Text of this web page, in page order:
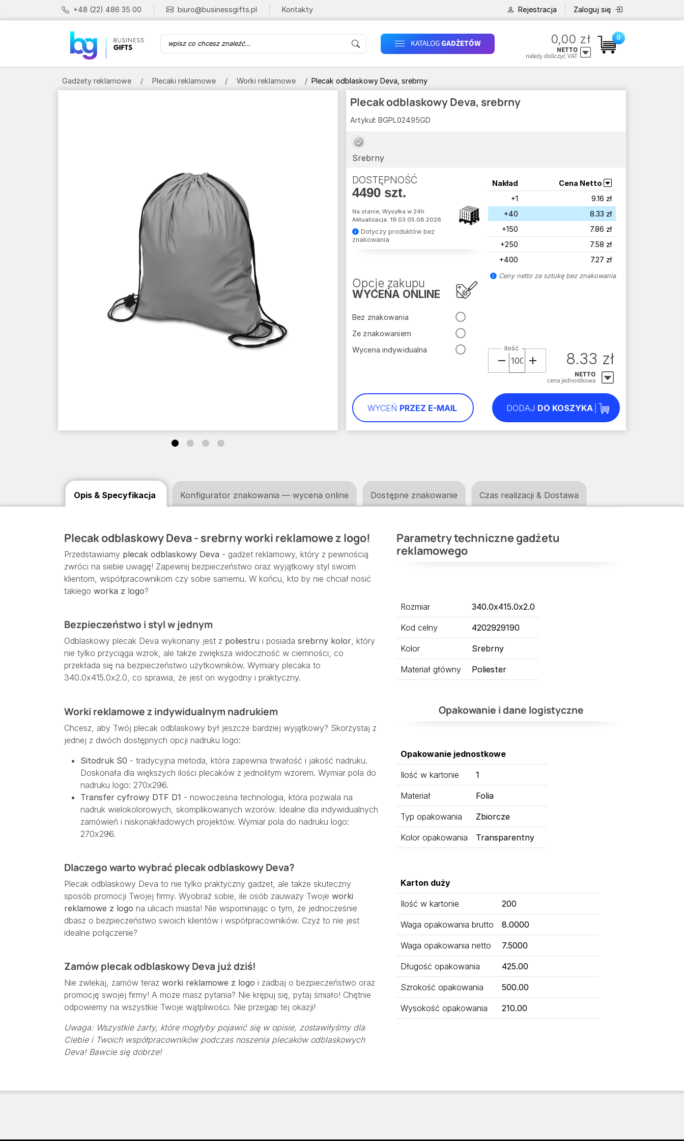
+48 (22) 486 35 00 biuro@businessgifts.pl Kontakty Rejestracja Zaloguj się
KATALOGGADŻETÓW 0,00 zł
NETTO
należy doliczyć VAT
0
Gadżety reklamowe Plecaki reklamowe Worki reklamowe Plecak odblaskowy Deva, srebrny
Plecak odblaskowy Deva, srebrny
Plecak odblaskowy Deva - srebrny worki reklamowe z logo!
Przedstawiamy plecak odblaskowy Deva - gadżet reklamowy, który z pewnością
zwróci na siebie uwagę! Zapewnij bezpieczeństwo oraz wyjątkowy styl swoim
klientom, współpracownikom czy sobie samemu. W końcu, kto by nie chciał nosić
takiego worka z logo?
Bezpieczeństwo i styl w jednym
Odblaskowy plecak Deva wykonany jest z poliestru i posiada srebrny kolor, który
nie tylko przyciąga wzrok, ale także zwiększa widoczność w ciemności, co
przekłada się na bezpieczeństwo użytkowników. Wymiary plecaka to
340.0x415.0x2.0, co sprawia, że jest on wygodny i praktyczny.
Worki reklamowe z indywidualnym nadrukiem
Chcesz, aby Twój plecak odblaskowy był jeszcze bardziej wyjątkowy? Skorzystaj z
jednej z dwóch dostępnych opcji nadruku logo:
Sitodruk S0 - tradycyjna metoda, która zapewnia trwałość i jakość nadruku.
Doskonała dla większych ilości plecaków z jednolitym wzorem. Wymiar pola do
nadruku logo: 270x296.
Transfer cyfrowy DTF D1 - nowoczesna technologia, która pozwala na
nadruk wielokolorowych, skomplikowanych wzorów. Idealne dla indywidualnych
zamówień i niskonakładowych projektów. Wymiar pola do nadruku logo:
270x296.
Dlaczego warto wybrać plecak odblaskowy Deva?
Plecak odblaskowy Deva to nie tylko praktyczny gadżet, ale także skuteczny
sposób promocji Twojej firmy. Wyobraź sobie, ile osób zauważy Twoje worki
reklamowe z logo na ulicach miasta! Nie wspominając o tym, że jednocześnie
dbasz o bezpieczeństwo swoich klientów i współpracowników. Czyż to nie jest
idealne połączenie?
Zamów plecak odblaskowy Deva już dziś!
Nie zwlekaj, zamów teraz worki reklamowe z logo i zadbaj o bezpieczeństwo oraz
promocję swojej firmy! A może masz pytania? Nie krępuj się, pytaj śmiało! Chętnie
odpowiemy na wszystkie Twoje wątpliwości. Nie przegap tej okazji!
Uwaga: Wszystkie żarty, które mogłyby pojawić się w opisie, zostawiłyśmy dla
Ciebie i Twoich współpracowników podczas noszenia plecaków odblaskowych
Deva! Bawcie się dobrze!
Parametry techniczne gadżetu
reklamowego
Rozmiar 340.0x415.0x2.0
Kod celny 4202929190
Kolor Srebrny
Materiał główny Poliester
Opakowanie i dane logistyczne
Opakowanie jednostkowe
Ilość w kartonie 1
Materiał Folia
Typ opakowania Zbiorcze
Kolor opakowania Transparentny
Karton duży
Ilość w kartonie 200
Waga opakowania brutto 8.0000
Waga opakowania netto 7.5000
Długość opakowania 425.00
Szrokość opakowania 500.00
Wysokość opakowania 210.00
Opis & Specyfikacja Konfigurator znakowania — wycena online Dostępne znakowanie Czas realizacji & Dostawa
Artykuł: BGPL02495GD
Srebrny
DOSTĘPNOŚĆ
4490 szt.
Na stanie, Wysyłka w 24h
Aktualizacja: 19:03 05.08.2026
Dotyczy produktów bez
znakowania
Opcje zakupu
WYCEŃA ONLINE
Bez znakowania
Ze znakowaniem
Wycena indywidualna
Nakład
Cena Netto
+1
9.16 zł
+40
8.33 zł
+150
7.86 zł
+250
7.58 zł
+400
7.27 zł
Ceny netto za sztukę bez znakowania
Ilość
8.33 zł
NETTO
cena jednostkowa
WYCEŃ PRZEZ E-MAIL DODAJ DO KOSZYKA